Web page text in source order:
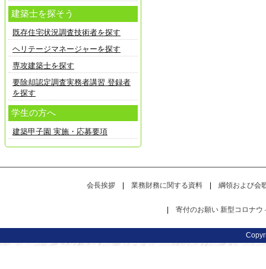
建築士を探そう
既存住宅状況調査技術者を探す
ヘリテージマネージャーを探す
専攻建築士を探す
要除却認定調査実務者講習 登録者
を探す
学生の方へ
建築甲子園 実施・応募要項
会長挨拶| 業務財務に関する資料| 綱領および会
寄付のお願い 新型コロナウ